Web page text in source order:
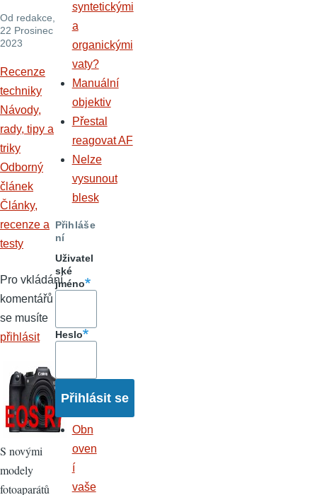
Od redakce
22 Prosinec
2023
Recenze
techniky
Návody,
rady, tipy a
triky
Odborný
článek
Články,
recenze a
testy
Pro vkládání
komentářů
se musíte
přihlásit
S novými
modely
fotoaparátů
syntetickými
a
organickými
vaty?
Manuální
objektiv
Přestal
reagovat AF
Nelze
vysunout
blesk
Přihláše
ní
Uživatel
ské
jméno
Heslo
Obn
oven
í
vaše